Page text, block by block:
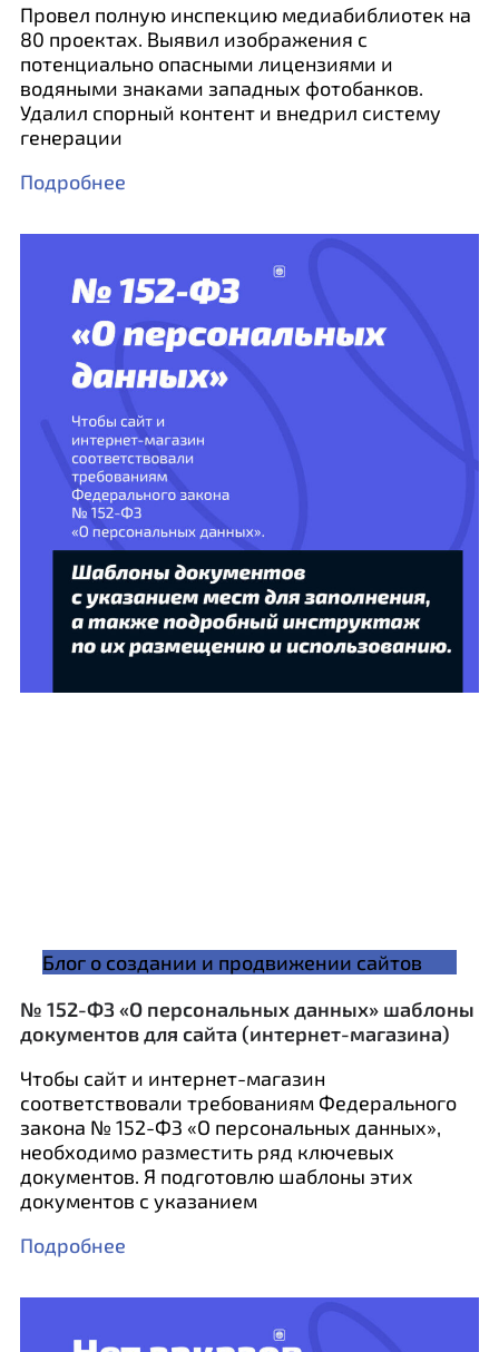
Провел полную инспекцию медиабиблиотек на
80 проектах. Выявил изображения с
потенциально опасными лицензиями и
водяными знаками западных фотобанков.
Удалил спорный контент и внедрил систему
генерации
Подробнее
Блог о создании и продвижении сайтов
№ 152-ФЗ «О персональных данных» шаблоны
документов для сайта (интернет-магазина)
Чтобы сайт и интернет-магазин
соответствовали требованиям Федерального
закона № 152-ФЗ «О персональных данных»,
необходимо разместить ряд ключевых
документов. Я подготовлю шаблоны этих
документов с указанием
Подробнее